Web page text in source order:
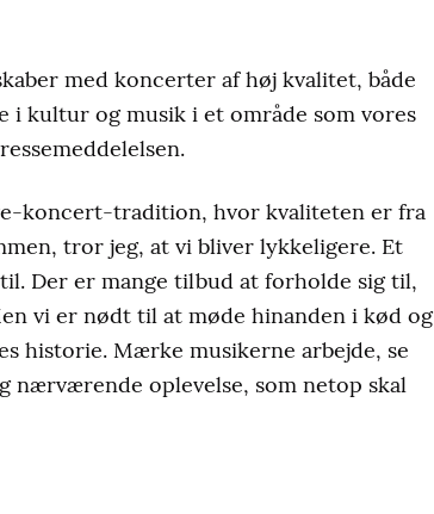
med koncerter af høj kvalitet, både
i kultur og musik i et område som vores
koncert-tradition, hvor kvaliteten er fra
tror jeg, at vi bliver lykkeligere. Et
Der er mange tilbud at forholde sig til,
vi er nødt til at møde hinanden i kød og
historie. Mærke musikerne arbejde, se
nærværende oplevelse, som netop skal